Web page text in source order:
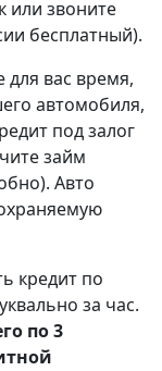
или звоните
бесплатный).
вас время,
автомобиля,
под залог
займ
Авто
кредит по
за час.
по 3